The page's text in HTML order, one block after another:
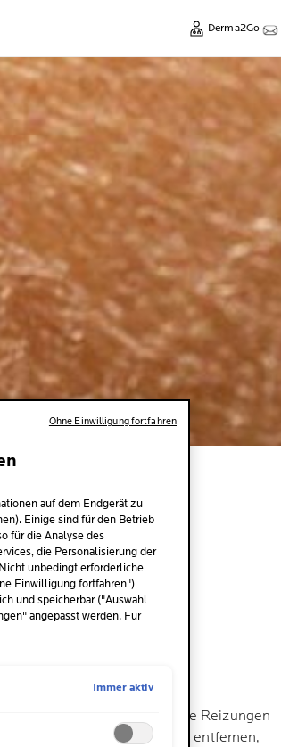
Derma2Go
ZU
HAUT
und allergische
Hartes Wasser kann weitere Reizungen
und Verschmutzungen sanft entfernen,
auf dem Endgerät zu
Einige sind für den Betrieb
für die Analyse des
die Personalisierung der
unbedingt erforderliche
Einwilligung fortfahren")
und speicherbar ("Auswahl
angepasst werden. Für
Immer aktiv
Ohne Einwilligung fortfahren